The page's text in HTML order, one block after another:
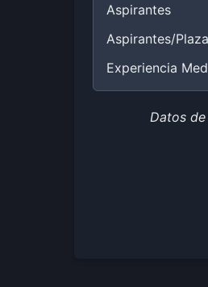
Aspirantes
Aspirantes/Plaza
Experiencia
Datos